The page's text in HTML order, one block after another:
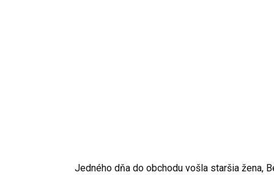
Jedného dňa do obchodu vošla staršia žena,